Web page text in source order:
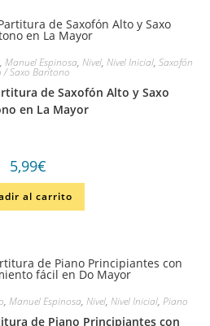
, Manuel Espinosa, Nivel, Nivel Inicial, Saxofón
/ Saxo Barítono
de Saxofón Alto y Saxo
en La Mayor
5,99€
al carrito
, Manuel Espinosa, Nivel, Nivel Inicial, Piano
de Piano Principiantes con